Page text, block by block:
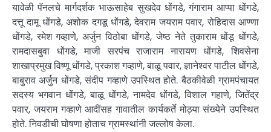
यावेळी पॅनलचे मार्गदर्शक भाऊसाहेब सुखदेव धोंगडे, गंगाराम आप्पा धोंगडे,
दत्तू दामू धोंगडे, अशोक दगडू धोंगडे, देवराम जयराम पवार, रोहिदास आण्णा
धोंगडे, रमेश गव्हाणे, अर्जुन विठोबा धोंगडे, जेष्ठ नेते तुकाराम धोंडू धोंगडे,
रामदासबुवा धोंगडे, माजी सरपंच राजाराम नारायण धोंगडे, शिवसेना
शाखाप्रमुख विष्णू धोंगडे, प्रकाश गव्हाणे, बाळू पवार, ज्ञानेश्वर पाटील धोंगडे,
बाबुराव अर्जुन धोंगडे, संदीप गव्हाणे उपस्थित होते. बैठकीवेळी ग्रामपंचायत
सदस्य भगवान धोंगडे, बाळू धोंगडे, नामदेव धोंगडे, विशाल गहाणे, जितेंद्र
पवार, जयराम गव्हाणे आदींसह गावातील कार्यकर्ते मोठ्या संख्येने उपस्थित
होते. निवडीची घोषणा होताच ग्रामस्थांनी जल्लोष केला.